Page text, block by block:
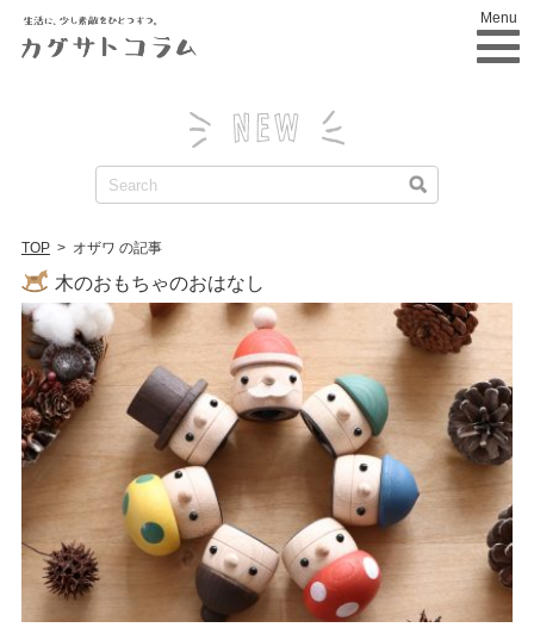
Menu
TOP> オザワ の記事
木のおもちゃのおはなし